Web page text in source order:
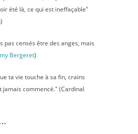
été là, ce qui est ineffaçable"
pas censés être des anges, mais
Bergeret)
ta vie touche à sa fin, crains
jamais commencé." (Cardinal